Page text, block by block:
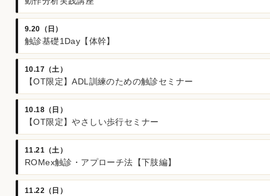
9.20（日）
触診基礎1Day【体幹】
10.17（土）
【OT限定】ADL訓練のための触診セミナー
10.18（日）
【OT限定】やさしい歩行セミナー
11.21（土）
ROMex触診・アプローチ法【下肢編】
11.22（日）